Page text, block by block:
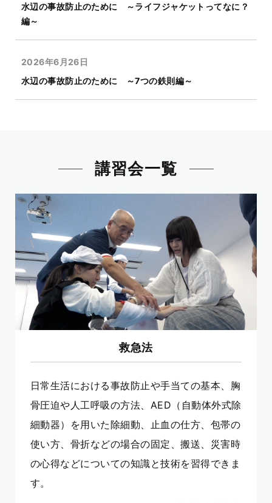
水辺の事故防止のために ～ライフジャケットってなに？
編～
2026年6月26日
水辺の事故防止のために ～7つの鉄則編～
講習会一覧
救急法
日常生活における事故防止や手当ての基本、胸
骨圧迫や人工呼吸の方法、AED（自動体外式除
細動器）を用いた除細動、止血の仕方、包帯の
使い方、骨折などの場合の固定、搬送、災害時
の心得などについての知識と技術を習得できま
す。